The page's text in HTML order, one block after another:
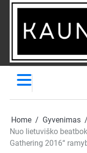
Skip
Home
Gyvenimas
Nuo lietuviško
Gathering 2016“